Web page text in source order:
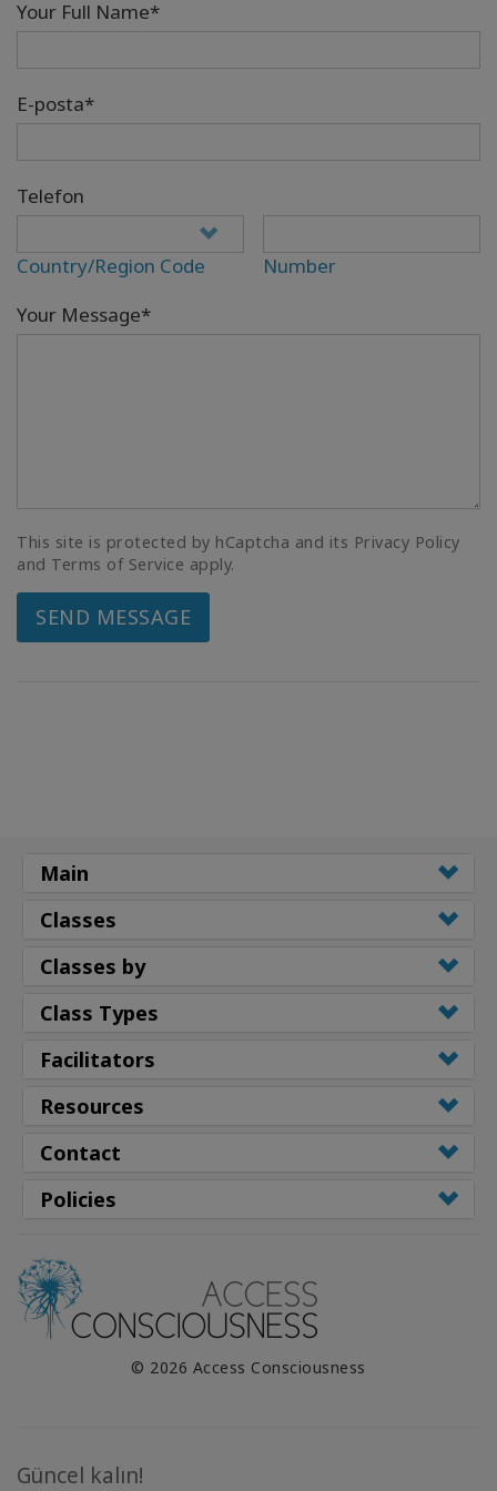
Your Full Name*
E-posta*
Telefon
Country/Region Code
Number
Your Message*
This site is protected by hCaptcha and its Privacy Policy
and Terms of Service apply.
SEND MESSAGE
Main
Classes
Classes by
Class Types
Facilitators
Resources
Contact
Policies
© 2026 Access Consciousness
Güncel kalın!